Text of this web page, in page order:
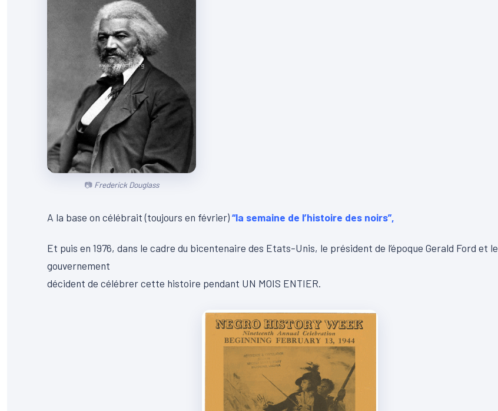
Frederick Douglass
A la base on célébrait (toujours en février)“la semaine de l’histoire des noirs”,
Et puis en 1976, dans le cadre du bicentenaire des Etats-Unis, le président de l’époque Gerald Ford et le
gouvernement
décident de célébrer cette histoire pendant UN MOIS ENTIER.